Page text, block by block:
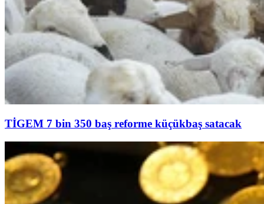
TİGEM 7 bin 350 baş reforme küçükbaş satacak